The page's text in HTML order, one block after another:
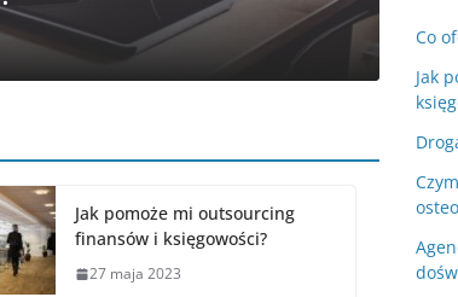
27 maja 2023
Jak pomoże mi outsourcing
finansów i księgowości?
27 maja 2023
Co
Jak